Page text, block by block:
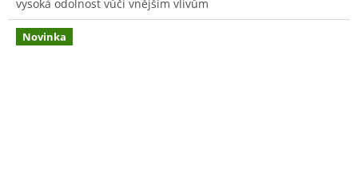
vysoká odolnost vůči vnějším vlivům
Novinka